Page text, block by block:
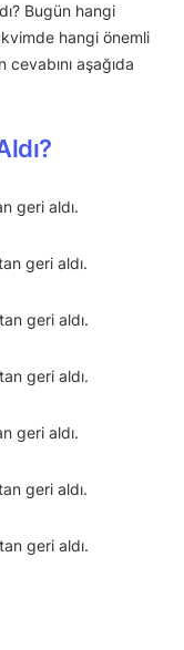
Bugün hangi
hangi önemli
aşağıda
geri aldı.
geri aldı.
geri aldı.
geri aldı.
geri aldı.
geri aldı.
geri aldı.